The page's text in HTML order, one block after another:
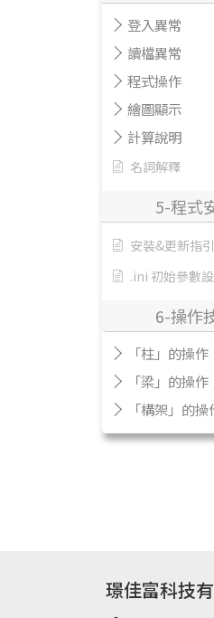
登入異常
讀檔異常
程式操作
繪圖顯示
計算說明
名詞解釋
5-程式
安裝&更新指引
.ini 初始參數
6-操作
「柱」的操作
「梁」的操作
「構架」的操
璟佳富科技